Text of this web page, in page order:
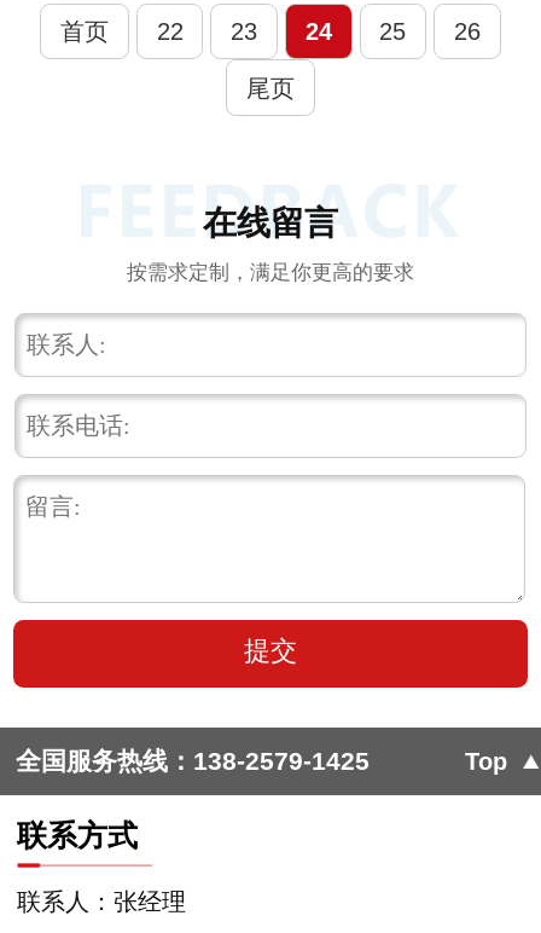
首页 22 23 24 25 26
尾页
在线留言
按需求定制，满足你更高的要求
全国服务热线： 138-2579-1425 Top
联系方式
联系人：张经理